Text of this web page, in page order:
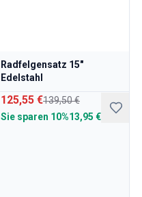
Radfelgensatz 15"
Edelstahl
125,55 €139,50 €
Sie sparen 10%13,95 €